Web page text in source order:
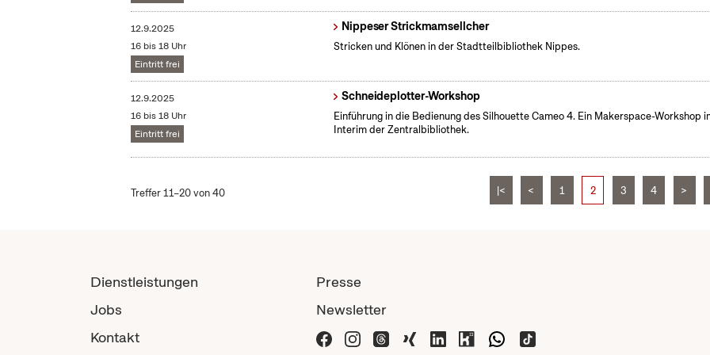
12.9.2025
16 bis 18 Uhr
Eintritt frei
Nippeser Strickmamsellcher
Stricken und Klönen in der Stadtteilbibliothek Nippes.
12.9.2025
16 bis 18 Uhr
Eintritt frei
Schneideplotter-Workshop
​Einführung in die Bedienung des Silhouette Cameo 4. Ein Makerspace-Workshop
Interim der Zentralbibliothek.
Treffer 11–20 von 40 |< < 1 2 3 4 >
Dienstleistungen
Jobs
Kontakt
Presse
Newsletter